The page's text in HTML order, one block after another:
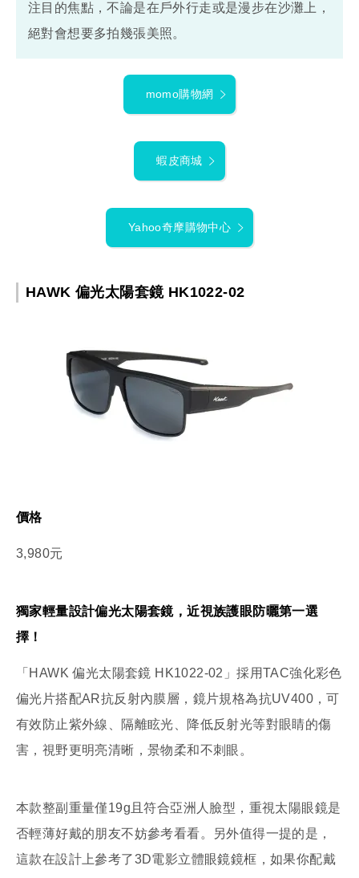
注目的焦點，不論是在戶外行走或是漫步在沙灘上，
絕對會想要多拍幾張美照。
momo購物網
蝦皮商城
Yahoo奇摩購物中心
HAWK 偏光太陽套鏡 HK1022-02
價格
3,980元
獨家輕量設計偏光太陽套鏡，近視族護眼防曬第一選
擇！
「HAWK 偏光太陽套鏡 HK1022-02」採用TAC強化彩色
偏光片搭配AR抗反射內膜層，鏡片規格為抗UV400，可
有效防止紫外線、隔離眩光、降低反射光等對眼睛的傷
害，視野更明亮清晰，景物柔和不刺眼。
本款整副重量僅19g且符合亞洲人臉型，重視太陽眼鏡是
否輕薄好戴的朋友不妨參考看看。另外值得一提的是，
這款在設計上參考了3D電影立體眼鏡鏡框，如果你配戴